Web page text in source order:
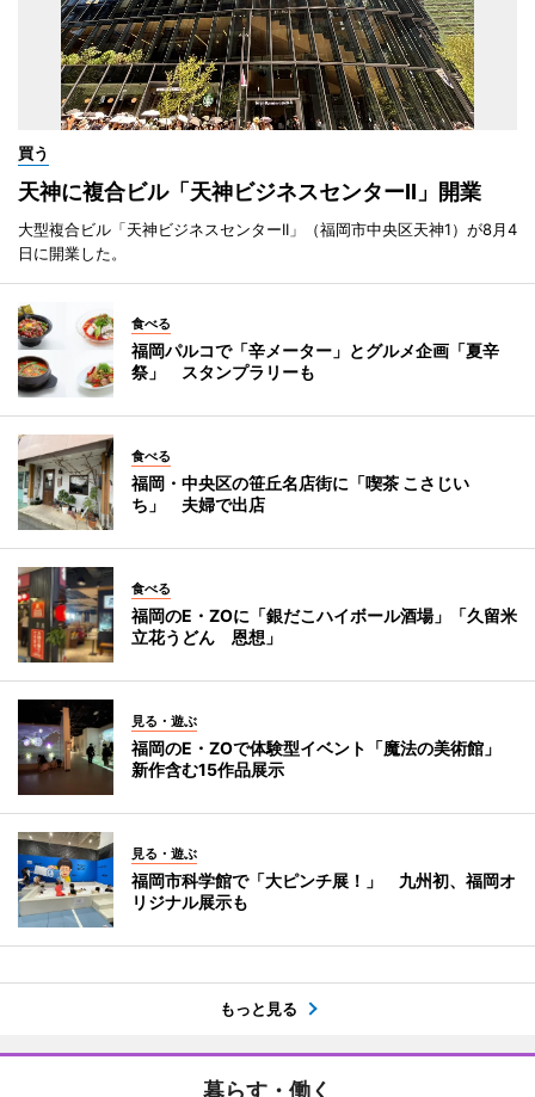
買う
天神に複合ビル「天神ビジネスセンターII」開業
大型複合ビル「天神ビジネスセンターII」（福岡市中央区天神1）が8月4
日に開業した。
食べる
福岡パルコで「辛メーター」とグルメ企画「夏辛
祭」 スタンプラリーも
食べる
福岡・中央区の笹丘名店街に「喫茶 こさじい
ち」 夫婦で出店
食べる
福岡のE・ZOに「銀だこハイボール酒場」「久留米
立花うどん 恩想」
見る・遊ぶ
福岡のE・ZOで体験型イベント「魔法の美術館」
新作含む15作品展示
見る・遊ぶ
福岡市科学館で「大ピンチ展！」 九州初、福岡オ
リジナル展示も
もっと見る
暮らす・働く